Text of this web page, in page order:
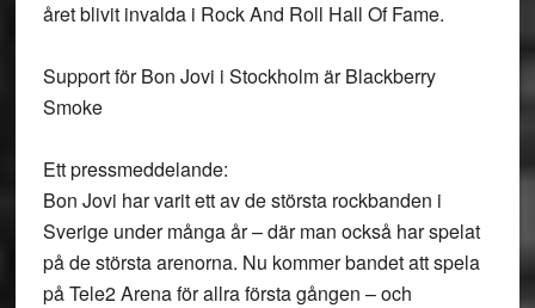
året blivit invalda i Rock And Roll Hall Of Fame.
Support för Bon Jovi i Stockholm är Blackberry
Smoke
Ett pressmeddelande:
Bon Jovi har varit ett av de största rockbanden i
Sverige under många år – där man också har spelat
på de största arenorna. Nu kommer bandet att spela
på Tele2 Arena för allra första gången – och